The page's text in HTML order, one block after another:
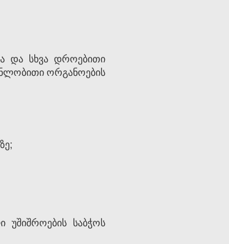
და სხვა დროებითი
ორგანოების
უშიშროების საბჭოს